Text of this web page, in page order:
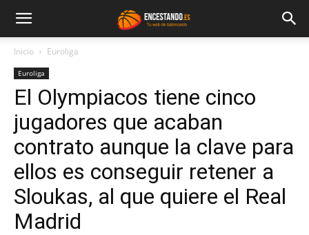
Inicio Euroliga
Euroliga
El Olympiacos tiene cinco
jugadores que acaban
contrato aunque la clave para
ellos es conseguir retener a
Sloukas, al que quiere el Real
Madrid